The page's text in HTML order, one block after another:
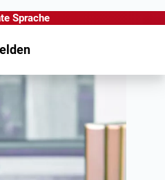
Sprache